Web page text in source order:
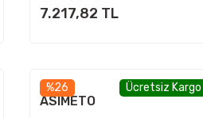
7.217,82 TL
%26 Ücretsiz Kargo
ASIMETO